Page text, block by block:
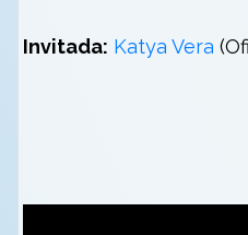
Invitada: Katya Vera